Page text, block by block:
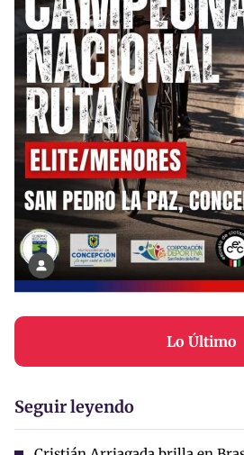
Lo Último
Seguir leyendo